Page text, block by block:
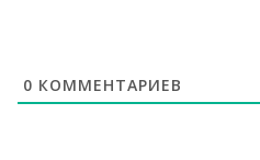
0 КОММЕНТАРИЕВ